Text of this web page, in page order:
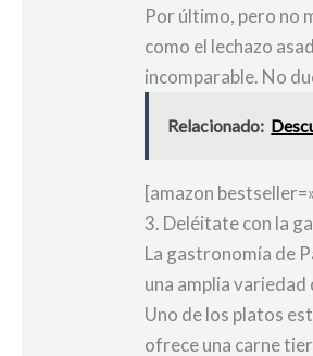
Por último, pero no
como el lechazo
incomparable. No
Relacionado:
[amazon
3. Deléitate con la
La gastronomía de
una amplia
Uno de los platos
ofrece una carne